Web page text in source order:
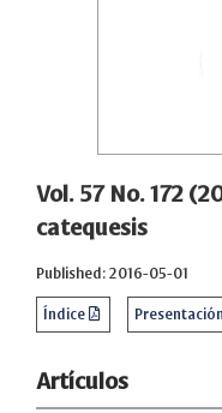
Vol. 57 No. 172
catequesis
Published: 2016-05-01
Índice Presentación
Artículos